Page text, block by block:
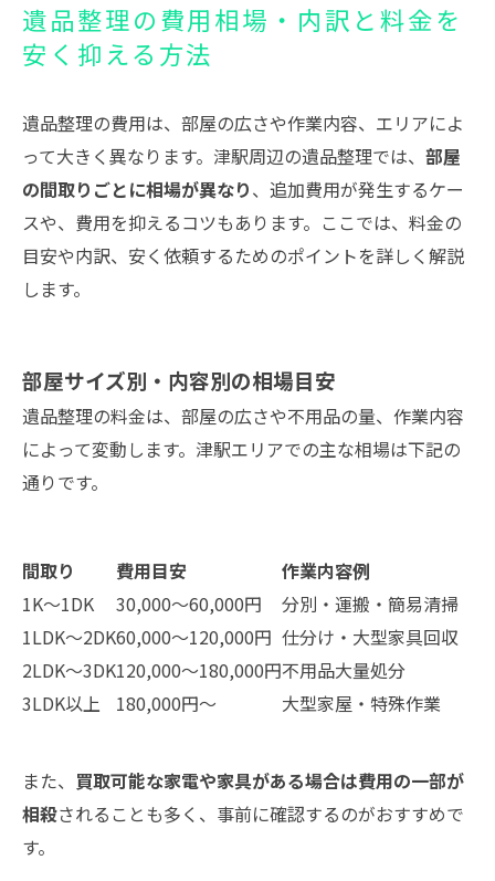
遺品整理の費用相場・内訳と料金を
安く抑える方法
遺品整理の費用は、部屋の広さや作業内容、エリアによ
って大きく異なります。津駅周辺の遺品整理では、 部屋
の間取りごとに相場が異なり、追加費用が発生するケー
スや、費用を抑えるコツもあります。ここでは、料金の
目安や内訳、安く依頼するためのポイントを詳しく解説
します。
部屋サイズ別・内容別の相場目安
遺品整理の料金は、部屋の広さや不用品の量、作業内容
によって変動します。津駅エリアでの主な相場は下記の
通りです。
間取り 費用目安
作業内容例
1K〜1DK
30,000〜60,000円
分別・運搬・簡易清掃
1LDK〜2DK60,000〜120,000円 仕分け・大型家具回収
2LDK〜3DK120,000〜180,000円不用品大量処分
3LDK以上
180,000円〜 大型家屋・特殊作業
また、 買取可能な家電や家具がある場合は費用の一部が
相殺されることも多く、事前に確認するのがおすすめで
す。